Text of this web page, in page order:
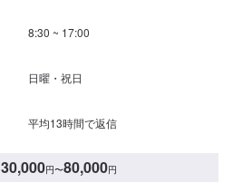
8:30 ~ 17:00
日曜・祝日
平均13時間で返信
30,000円〜80,000円